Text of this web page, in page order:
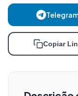
Copiar